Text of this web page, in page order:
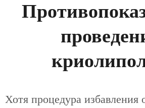
Хотя процедура избавления